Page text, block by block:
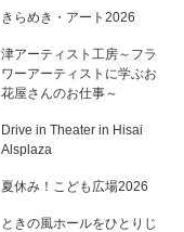
きらめき・アート2026
津アーティスト工房～フラ
ワーアーティストに学ぶお
花屋さんのお仕事～
Drive in Theater in Hisai
Alsplaza
夏休み！こども広場2026
ときの風ホールをひとりじ